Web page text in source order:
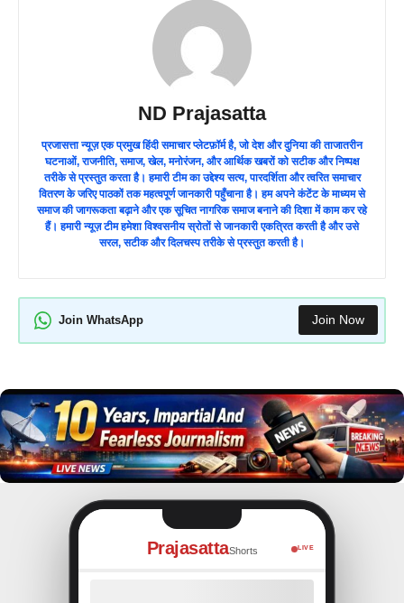
ND Prajasatta
प्रजासत्ता न्यूज़ एक प्रमुख हिंदी समाचार प्लेटफ़ॉर्म है, जो देश और दुनिया की ताजातरीन
घटनाओं, राजनीति, समाज, खेल, मनोरंजन, और आर्थिक खबरों को सटीक और निष्पक्ष
तरीके से प्रस्तुत करता है। हमारी टीम का उद्देश्य सत्य, पारदर्शिता और त्वरित समाचार
वितरण के जरिए पाठकों तक महत्वपूर्ण जानकारी पहुँचाना है। हम अपने कंटेंट के माध्यम से
समाज की जागरूकता बढ़ाने और एक सूचित नागरिक समाज बनाने की दिशा में काम कर रहे
हैं। हमारी न्यूज़ टीम हमेशा विश्वसनीय स्रोतों से जानकारी एकत्रित करती है और उसे
सरल, सटीक और दिलचस्प तरीके से प्रस्तुत करती है।
Join WhatsApp Join Now
PrajasattaShorts LIVE